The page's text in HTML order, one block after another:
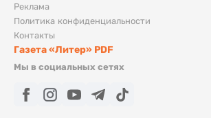
Реклама
Политика конфиденциальности
Контакты
Газета «Литер» PDF
Мы в социальных сетях